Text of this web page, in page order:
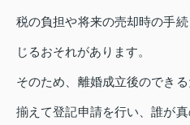
税の負担や将来の売却時の手
じるおそれがあります。
そのため、離婚成立後のでき
揃えて登記申請を行い、誰が